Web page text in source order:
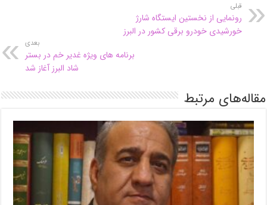
قبلی
رونمایی از نخستین ایستگاه شارژ
خورشیدی خودرو برقی کشور در البرز
بعدی
برنامه های ویژه غدیر خم در بستر
شاد البرز آغاز شد
مقاله‌های مرتبط